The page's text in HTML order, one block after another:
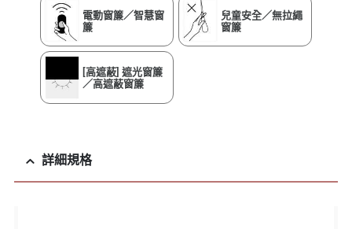
電動窗簾／智慧窗
簾
兒童安全／無拉繩
窗簾
[高遮蔽] 遮光窗簾
／高遮蔽窗簾
詳細規格